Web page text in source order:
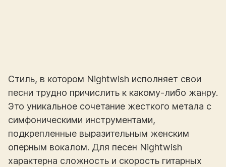
Стиль, в котором Nightwish исполняет свои
песни трудно причислить к какому-либо жанру.
Это уникальное сочетание жесткого метала с
симфоническими инструментами,
подкрепленные выразительным женским
оперным вокалом. Для песен Nightwish
характерна сложность и скорость гитарных